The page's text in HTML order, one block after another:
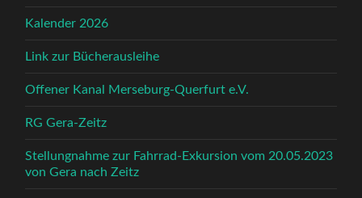
Kalender 2026
Link zur Bücherausleihe
Offener Kanal Merseburg-Querfurt e.V.
RG Gera-Zeitz
Stellungnahme zur Fahrrad-Exkursion vom 20.05.2023
von Gera nach Zeitz